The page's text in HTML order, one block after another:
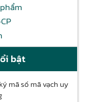
bật
mã số mã vạch uy